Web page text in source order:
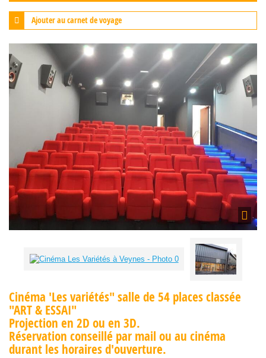
Ajouter au carnet de voyage
Cinéma 'Les variétés" salle de 54 places classée
"ART & ESSAI"
Projection en 2D ou en 3D.
Réservation conseillé par mail ou au cinéma
durant les horaires d'ouverture.